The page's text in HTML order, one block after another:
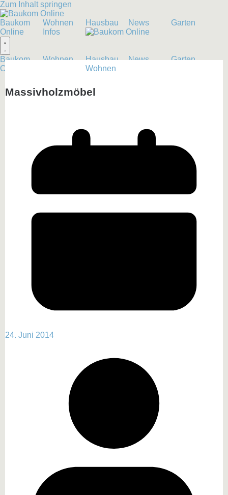
Zum Inhalt springen
Baukom
Online
Wohnen Hausbau News
Garten
Infos
Baukom
Online
Wohnen Hausbau News
Garten
Wohnen
Massivholzmöbel
24. Juni 2014